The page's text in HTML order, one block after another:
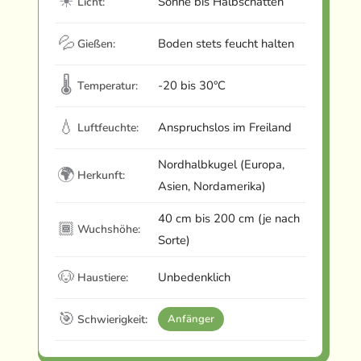
💦 Gießen: Boden stets feucht halten
🌡 Temperatur: -20 bis 30°C
💧 Luftfeuchte: Anspruchslos im Freiland
🌍 Herkunft:
Nordhalbkugel (Europa,
Asien, Nordamerika)
🏾 Wuchshöhe:
40 cm bis 200 cm (je nach
Sorte)
🐶 Haustiere: Unbedenklich
🎯 Schwierigkeit: Anfänger